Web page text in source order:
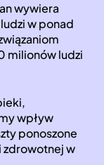
wywiera
w ponad
milionów ludzi
wpływ
ponoszone
zdrowotnej w